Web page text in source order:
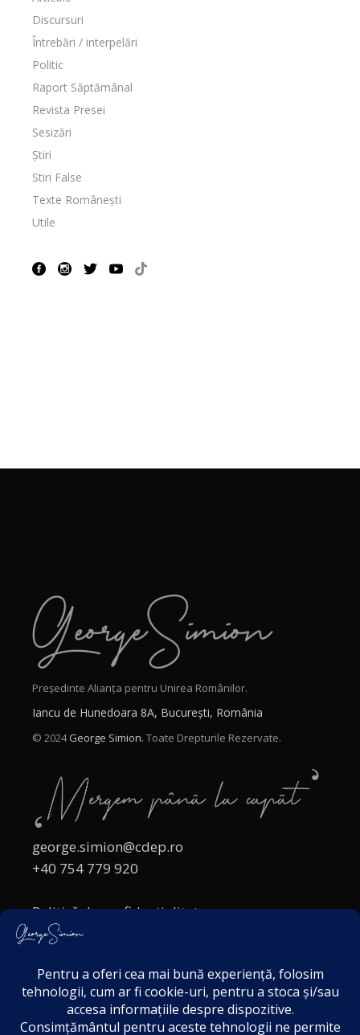
Discursuri
Întrebări / interpelări
Politic
Raport Săptămânal
Revista Presei
Sesizări
Știri
Stiri False
Texte Românești
Utile
Președinte Alianța pentru Unirea Românilor.
Iancu de Hunedoara 8A, București, România
© 2024George Simion. Toate Drepturile Rezervate.
george.simion@cdep.ro
+40 754 779 920
Politică de confidențialitate
Politica cookies
Acordul de markting
Disclaimer